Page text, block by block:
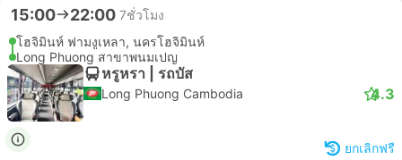
15:00 22:00 7ชั่วโมง
โฮจิมินห์ ฟามงูเหลา, นครโฮจิมินห์
Long Phuong สาขาพนมเปญ
หรูหรา | รถบัส
Long Phuong Cambodia 4.3
ยกเลิกฟรี